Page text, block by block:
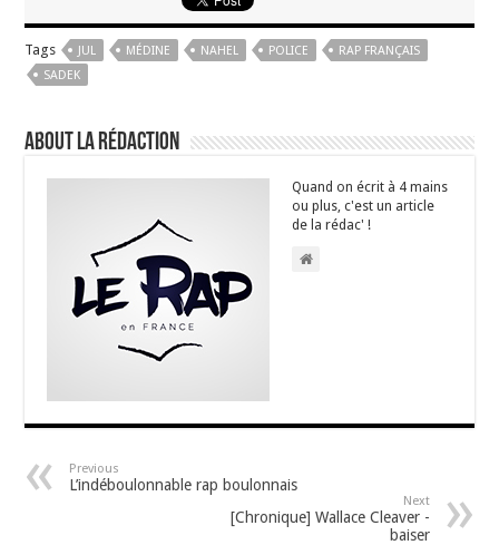
Tags JUL MÉDINE NAHEL POLICE
RAP FRANÇAIS
SADEK
About La Rédaction
Quand on écrit à 4 mains
ou plus, c'est un article
de la rédac' !
Previous
L’indéboulonnable rap boulonnais
Next
[Chronique] Wallace Cleaver -
baiser